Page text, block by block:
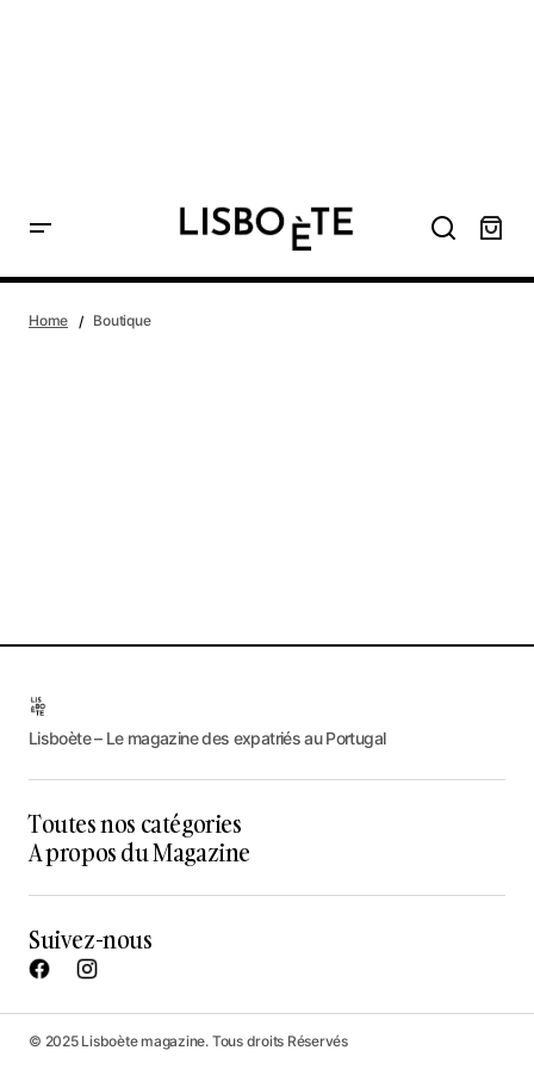
Home Boutique
Lisboète – Le magazine des expatriés au Portugal
Toutes nos catégories
A propos du Magazine
Suivez-nous
© 2025 Lisboète magazine. Tous droits Réservés